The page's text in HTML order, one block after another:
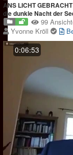
ANS LICHT
die dunkle Nacht der
99
Yvonne Kröll
0:06:53